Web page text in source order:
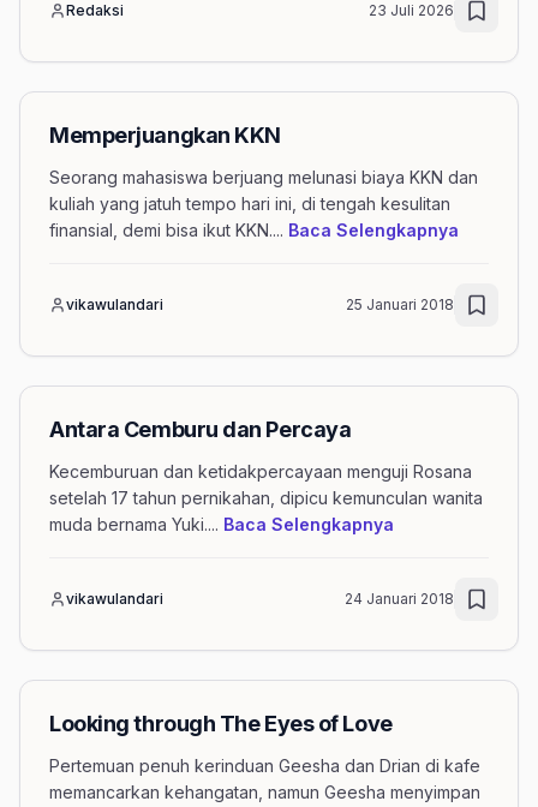
Redaksi 23 Juli 2026
Memperjuangkan KKN
Seorang mahasiswa berjuang melunasi biaya KKN dan
kuliah yang jatuh tempo hari ini, di tengah kesulitan
finansial, demi bisa ikut KKN.... Baca Selengkapnya
vikawulandari 25 Januari 2018
Antara Cemburu dan Percaya
Kecemburuan dan ketidakpercayaan menguji Rosana
setelah 17 tahun pernikahan, dipicu kemunculan wanita
muda bernama Yuki.... Baca Selengkapnya
vikawulandari 24 Januari 2018
Looking through The Eyes of Love
Pertemuan penuh kerinduan Geesha dan Drian di kafe
memancarkan kehangatan, namun Geesha menyimpan